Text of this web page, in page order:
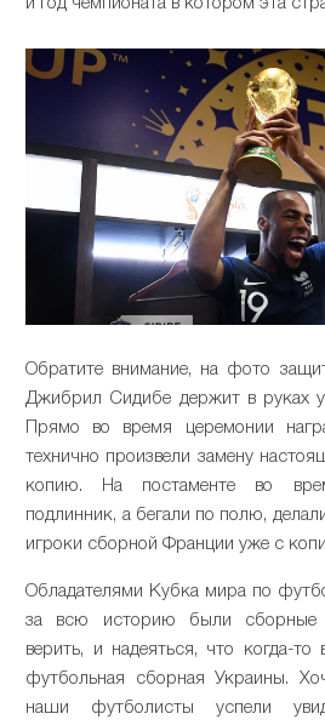
и год чемпионата в котором эта
Обратите внимание, на фото
Джибрил Сидибе держит в руках
Прямо во время церемонии
технично произвели замену
копию. На постаменте во
подлинник, а бегали по полю,
игроки сборной Франции уже с
Обладателями Кубка мира по
за всю историю были сборные
верить, и надеяться, что когда-
футбольная сборная Украины.
наши футболисты успели